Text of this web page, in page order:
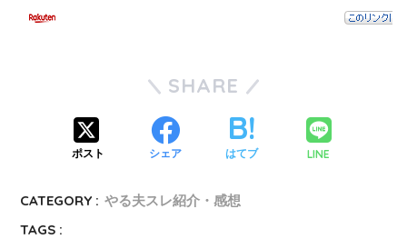
SHARE
ポスト シェア はてブ LINE
CATEGORY : やる夫スレ紹介・感想
TAGS :